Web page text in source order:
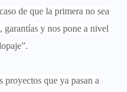
de que la primera no sea
y nos pone a nivel
proyectos que ya pasan a